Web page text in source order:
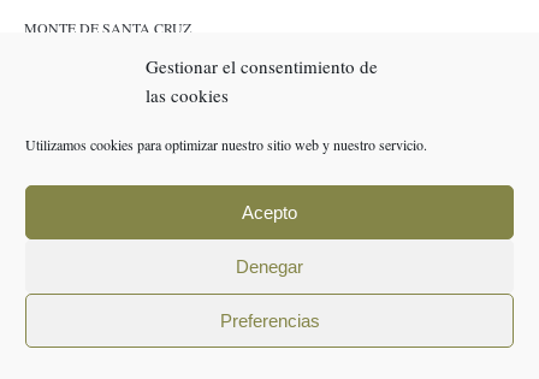
Gestionar el consentimiento de
las cookies
Utilizamos cookies para optimizar nuestro sitio web y nuestro servicio.
Acepto
Denegar
Preferencias
MONTE DE SANTA CRUZ
POLÍTICA DE COOKIES (UE)
AVISO LEGAL
POLÍTICA DE PRIVACIDAD